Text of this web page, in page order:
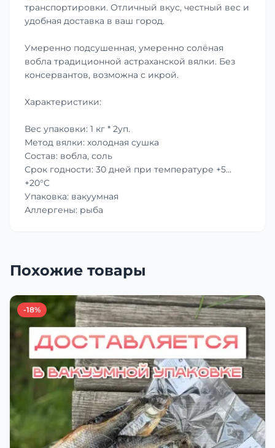
транспортировки. Отличный вкус, честный вес и
удобная доставка в ваш город.
Умеренно подсушенная, умеренно солёная
вобла традиционной астраханской вялки. Без
консервантов, возможна с икрой.
Характеристики:
Вес упаковки: 1 кг * 2уп.
Метод вялки: холодная сушка
Состав: вобла, соль
Срок годности: 30 дней при температуре +5…
+20°C
Упаковка: вакуумная
Аллергены: рыба
Похожие товары
-18%